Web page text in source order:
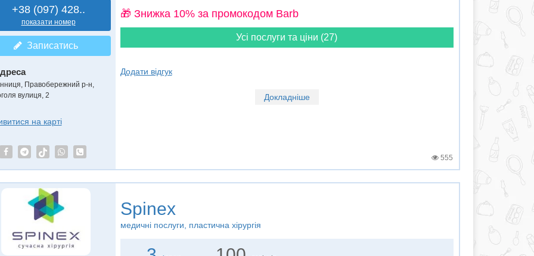
+38 (097) 428..
показати номер
Записатись
Правобережний р-н,
вулиця, 2
на карті
🎁 Знижка 10% за промокодом Barb
Усі послуги та ціни (27)
Додати відгук
Докладніше
555
Spinex
медичні послуги, пластична хірургія